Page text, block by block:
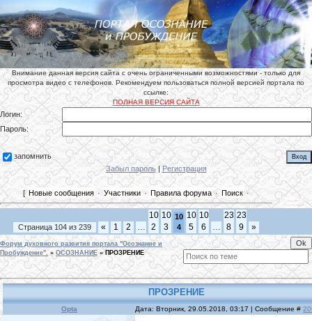
Внимание данная версия сайта с очень ограниченными возможностями - только для
просмотра видео с телефонов. Рекомендуем пользоваться полной версией портала по
ссылке:
ПОЛНАЯ ВЕРСИЯ САЙТА
Логин:
Пароль:
запомнить
Забыл пароль| Регистрация
[ Новые сообщения · Участники · Правила форума · Поиск·
Страница 104 из 239 « 1 2 …
10
2
10
3
10
4
10
5
10
6
…
23
8
23
9
»
Форум духовного развития портала "Осознание и
Пробуждение". » ОСОЗНАНИЕ » ПРОЗРЕНИЕ
ПРОЗРЕНИЕ
Opta Дата: Вторник, 29.05.2018, 03:17 | Сообщение #